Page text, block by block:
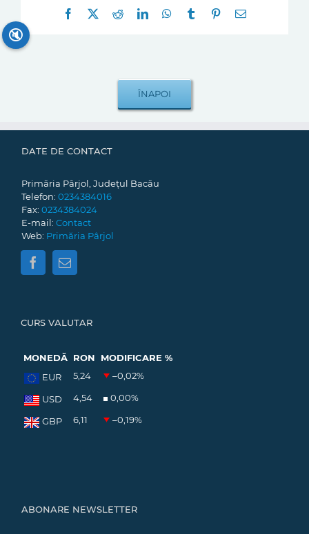
Facebook
RedditLinkedInWhatsApp
Tumblr Pinterest
E-
DATE DE CONTACT
Primăria Pârjol, Județul Bacău
Telefon: 0234384016
Fax: 0234384024
E-mail: Contact
Web: Primăria Pârjol
CURS VALUTAR
MONEDĂ RON
MODIFICARE %
EUR
5,24 –0,02%
USD 4,54 0,00%
GBP 6,11 –0,19%
ABONARE NEWSLETTER
🔇